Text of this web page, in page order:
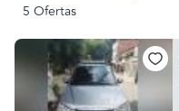
5 Ofertas